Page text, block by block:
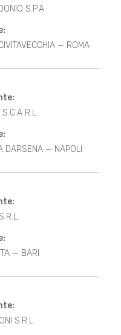
S.P.A.
— ROMA
R.L.
DARSENA — NAPOLI
— BARI
S.R.L.